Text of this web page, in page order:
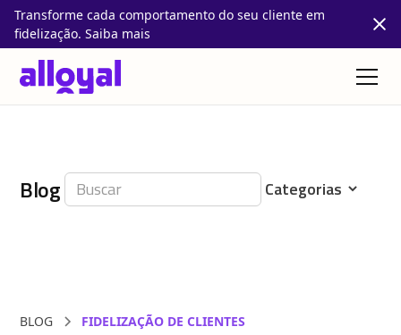
Transforme cada comportamento do seu cliente em
fidelização. Saiba mais
Blog
BLOG FIDELIZAÇÃO DE CLIENTES